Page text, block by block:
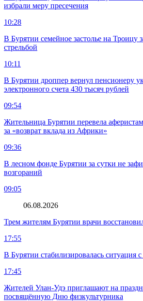
избрали меру пресечения
10:28
В Бурятии семейное застолье на Троицу
стрельбой
10:11
В Бурятии дроппер вернул пенсионеру
электронного счета 430 тысяч рублей
09:54
Жительница Бурятии перевела
за «возврат вклада из Африки»
09:36
В лесном фонде Бурятии за сутки не
возгораний
09:05
06.08.2026
Трем жителям Бурятии врачи
17:55
В Бурятии стабилизировалась ситуация
17:45
Жителей Улан-Удэ приглашают на
посвящённую Дню физкультурника